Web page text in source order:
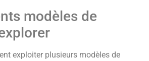
modèles de
exploiter plusieurs modèles de